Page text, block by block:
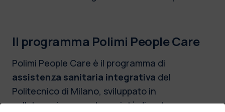
Il programma Polimi People Care
Polimi People Care è il programma di
assistenza sanitaria integrativa del
Politecnico di Milano, sviluppato in
collaborazione con la società di mutuo